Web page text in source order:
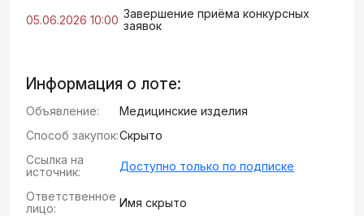
05.06.2026 10:00 Завершение приёма конкурсных
заявок
Информация о лоте:
Объявление:
Медицинские изделия
Способ закупок:Скрыто
Ссылка на
источник:
Доступно только по подписке
Ответственное
лицо:
Имя скрыто